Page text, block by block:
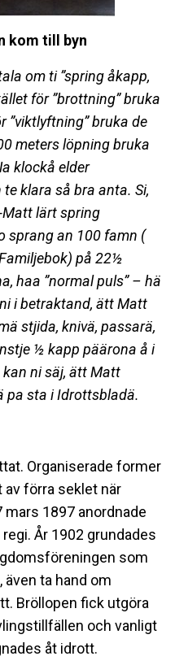
kom till byn
om ti ”spring åkapp,
för ”brottning” bruka
”viktlyftning” bruka de
meters löpning bruka
klockå elder
te klara så bra anta. Si,
lärt spring
sprang an 100 famn (
på 22½
haa ”normal puls” – hä
i betraktand, ätt Matt
stjida, knivä, passarä,
½ kapp päärona å i
ni säj, ätt Matt
pa sta i Idrottsbladä.
Organiserade former
förra seklet när
1897 anordnade
År 1902 grundades
som
ta hand om
Bröllopen fick utgöra
och vanligt
åt idrott.